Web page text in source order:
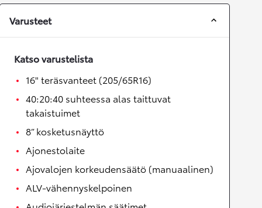
Varusteet
Katso varustelista
16" teräsvanteet (205/65R16)
40:20:40 suhteessa alas taittuvat
takaistuimet
8” kosketusnäyttö
Ajonestolaite
Ajovalojen korkeudensäätö (manuaalinen)
ALV-vähennyskelpoinen